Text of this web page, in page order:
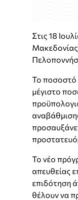
Στις 18
Το ποσοστό
μέγιστο
Το νέο
απευθείας
επιδότηση
θέλουν να